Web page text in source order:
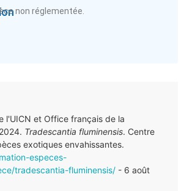
non réglementée.
l'UICN et Office français de la
Tradescantia fluminensis. Centre
exotiques envahissantes.
especes-
tradescantia-fluminensis/ - 6 août